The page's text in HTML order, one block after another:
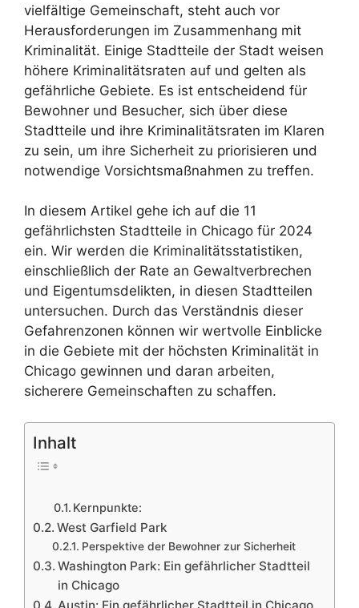
vielfältige Gemeinschaft, steht auch vor
Herausforderungen im Zusammenhang mit
Kriminalität. Einige Stadtteile der Stadt weisen
höhere Kriminalitätsraten auf und gelten als
gefährliche Gebiete. Es ist entscheidend für
Bewohner und Besucher, sich über diese
Stadtteile und ihre Kriminalitätsraten im Klaren
zu sein, um ihre Sicherheit zu priorisieren und
notwendige Vorsichtsmaßnahmen zu treffen.
In diesem Artikel gehe ich auf die 11
gefährlichsten Stadtteile in Chicago für 2024
ein. Wir werden die Kriminalitätsstatistiken,
einschließlich der Rate an Gewaltverbrechen
und Eigentumsdelikten, in diesen Stadtteilen
untersuchen. Durch das Verständnis dieser
Gefahrenzonen können wir wertvolle Einblicke
in die Gebiete mit der höchsten Kriminalität in
Chicago gewinnen und daran arbeiten,
sicherere Gemeinschaften zu schaffen.
Inhalt
Kernpunkte:
West Garfield Park
Perspektive der Bewohner zur Sicherheit
Washington Park: Ein gefährlicher Stadtteil
in Chicago